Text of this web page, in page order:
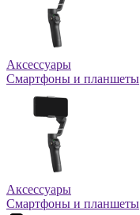
Аксессуары
Смартфоны и планшеты
Аксессуары
Смартфоны и планшеты